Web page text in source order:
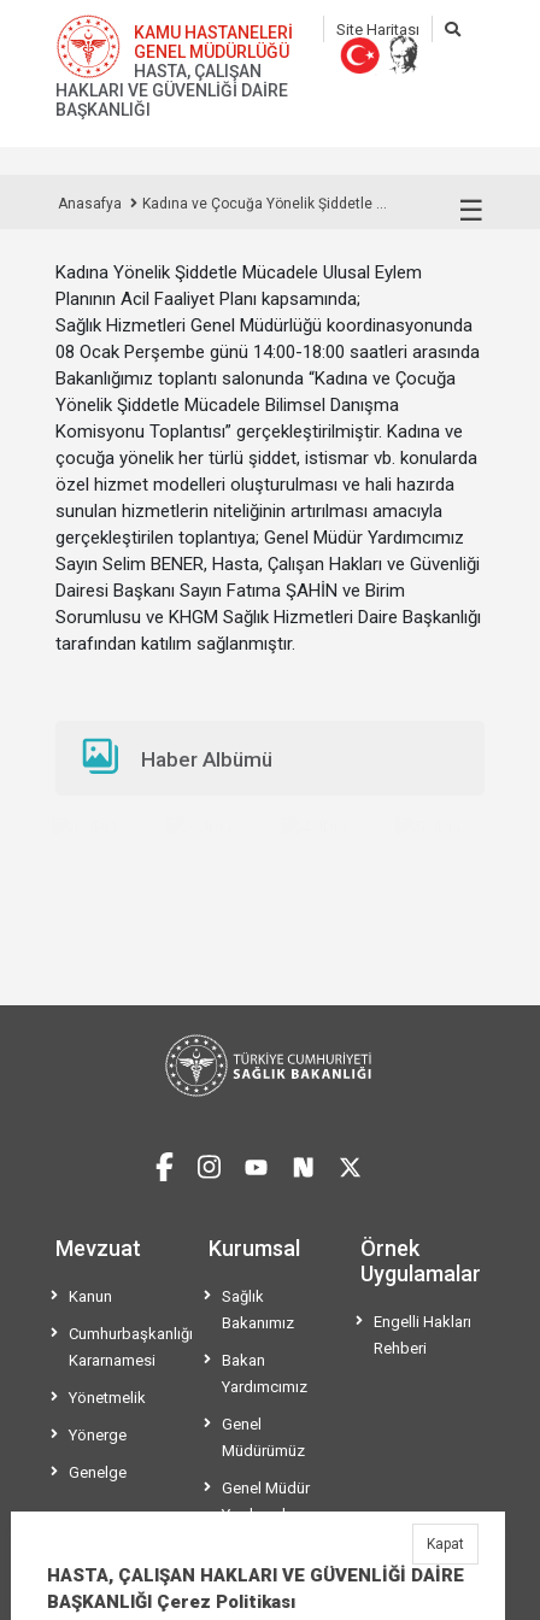
KAMU HASTANELERİ
GENEL MÜDÜRLÜĞÜ
HASTA, ÇALIŞAN
HAKLARI VE GÜVENLİĞİ DAİRE
BAŞKANLIĞI
Site Haritası
☰
Anasafya Kadına ve Çocuğa Yönelik Şiddetle ...
Kadına Yönelik Şiddetle Mücadele Ulusal Eylem
Planının Acil Faaliyet Planı kapsamında;
Sağlık Hizmetleri Genel Müdürlüğü koordinasyonunda
08 Ocak Perşembe günü 14:00-18:00 saatleri arasında
Bakanlığımız toplantı salonunda “Kadına ve Çocuğa
Yönelik Şiddetle Mücadele Bilimsel Danışma
Komisyonu Toplantısı” gerçekleştirilmiştir. Kadına ve
çocuğa yönelik her türlü şiddet, istismar vb. konularda
özel hizmet modelleri oluşturulması ve hali hazırda
sunulan hizmetlerin niteliğinin artırılması amacıyla
gerçekleştirilen toplantıya; Genel Müdür Yardımcımız
Sayın Selim BENER, Hasta, Çalışan Hakları ve Güvenliği
Dairesi Başkanı Sayın Fatıma ŞAHİN ve Birim
Sorumlusu ve KHGM Sağlık Hizmetleri Daire Başkanlığı
tarafından katılım sağlanmıştır.
Haber Albümü
Mevzuat
Kanun
Cumhurbaşkanlığı
Kararnamesi
Yönetmelik
Yönerge
Genelge
Kurumsal
Sağlık
Bakanımız
Bakan
Yardımcımız
Genel
Müdürümüz
Genel Müdür
Yardımcılarımız
Örnek
Uygulamalar
Engelli Hakları
Rehberi
HASTA, ÇALIŞAN HAKLARI VE GÜVENLİĞİ DAİRE
BAŞKANLIĞI Çerez Politikası
Kapat